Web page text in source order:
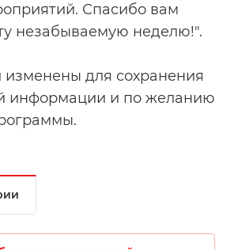
Спасибо вам
незабываемую неделю!".
для сохранения
информации и по желанию